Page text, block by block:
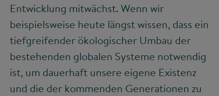
Entwicklung mitwächst. Wenn wir
beispielsweise heute längst wissen, dass ein
tiefgreifender ökologischer Umbau der
bestehenden globalen Systeme notwendig
ist, um dauerhaft unsere eigene Existenz
und die der kommenden Generationen zu